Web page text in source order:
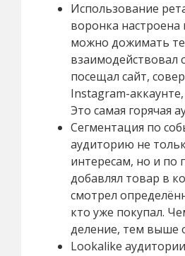
Использование
воронка настроена
можно дожимать
взаимодействовал
посещал сайт,
Instagram-
Это самая горячая
Сегментация по
аудиторию не
интересам, но и по
добавлял товар в
смотрел
кто уже покупал.
деление, тем выше
Lookalike